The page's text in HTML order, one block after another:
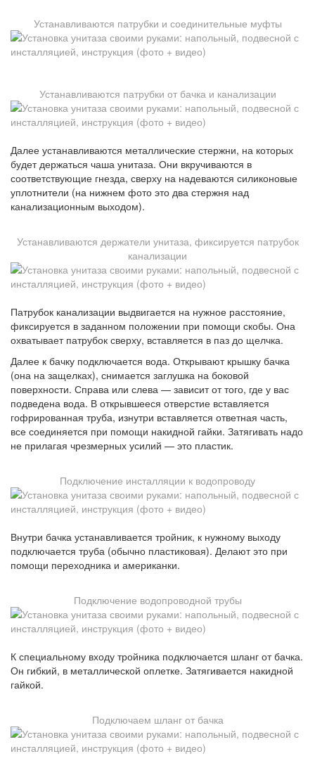
Устанавливаются патрубки и соединительные муфты
Устанавливаются патрубки от бачка и канализации
Далее устанавливаются металлические стержни, на которых
будет держаться чаша унитаза. Они вкручиваются в
соответствующие гнезда, сверху на надеваются силиконовые
уплотнители (на нижнем фото это два стержня над
канализационным выходом).
Устанавливаются держатели унитаза, фиксируется патрубок
канализации
Патрубок канализации выдвигается на нужное расстояние,
фиксируется в заданном положении при помощи скобы. Она
охватывает патрубок сверху, вставляется в паз до щелчка.
Далее к бачку подключается вода. Открывают крышку бачка
(она на защелках), снимается заглушка на боковой
поверхности. Справа или слева — зависит от того, где у вас
подведена вода. В открывшееся отверстие вставляется
гофрированная труба, изнутри вставляется ответная часть,
все соединяется при помощи накидной гайки. Затягивать надо
не прилагая чрезмерных усилий — это пластик.
Подключение инсталляции к водопроводу
Внутри бачка устанавливается тройник, к нужному выходу
подключается труба (обычно пластиковая). Делают это при
помощи переходника и американки.
Подключение водопроводной трубы
К специальному входу тройника подключается шланг от бачка.
Он гибкий, в металлической оплетке. Затягивается накидной
гайкой.
Подключаем шланг от бачка